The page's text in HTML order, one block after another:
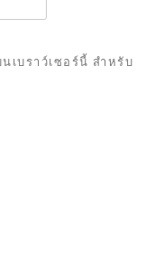
บราว์เซอร์นี้ สำหรับ